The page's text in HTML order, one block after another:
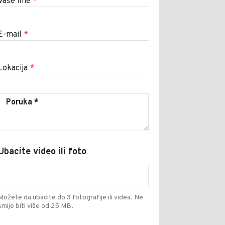
mail *
*
video ili foto
da ubacite do 3 fotografije ili videa. Ne
biti više od 25 MB.